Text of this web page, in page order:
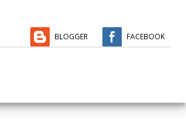
BLOGGER FACEBOOK